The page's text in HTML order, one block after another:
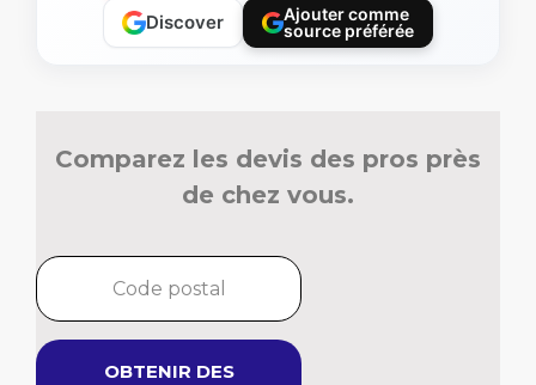
Discover
Ajouter comme
source préférée
Comparez les devis des pros près
de chez vous.
OBTENIR DES